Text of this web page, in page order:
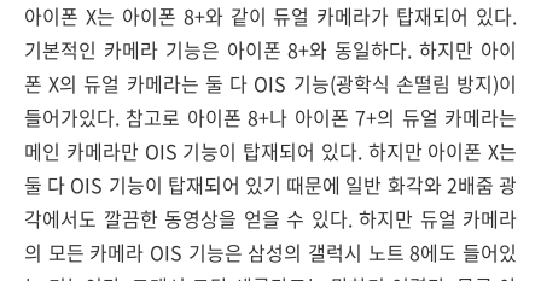
아이폰 X는 아이폰 8+와 같이 듀얼 카메라가 탑재되어 있다.
기본적인 카메라 기능은 아이폰 8+와 동일하다. 하지만 아이
폰 X의 듀얼 카메라는 둘 다 OIS 기능(광학식 손떨림 방지)이
들어가있다. 참고로 아이폰 8+나 아이폰 7+의 듀얼 카메라는
메인 카메라만 OIS 기능이 탑재되어 있다. 하지만 아이폰 X는
둘 다 OIS 기능이 탑재되어 있기 때문에 일반 화각와 2배줌 광
각에서도 깔끔한 동영상을 얻을 수 있다. 하지만 듀얼 카메라
의 모든 카메라 OIS 기능은 삼성의 갤럭시 노트 8에도 들어있